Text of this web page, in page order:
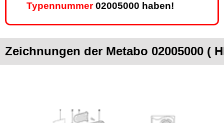
Typennummer02005000 haben!
Zeichnungen der Metabo 02005000 (